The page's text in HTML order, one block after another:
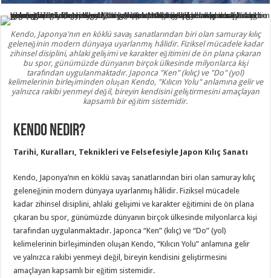
Kendo, Japonya'nın en köklü savaş sanatlarından biri olan samuray kılıç
geleneğinin modern dünyaya uyarlanmış hâlidir. Fiziksel mücadele kadar
zihinsel disiplini, ahlaki gelişimi ve karakter eğitimini de ön plana çıkaran
bu spor, günümüzde dünyanın birçok ülkesinde milyonlarca kişi
tarafından uygulanmaktadır. Japonca "Ken" (kılıç) ve "Do" (yol)
kelimelerinin birleşiminden oluşan Kendo, "Kılıcın Yolu" anlamına gelir ve
yalnızca rakibi yenmeyi değil, bireyin kendisini geliştirmesini amaçlayan
kapsamlı bir eğitim sistemidir.
Kendo Nedir?
Tarihi, Kuralları, Teknikleri ve Felsefesiyle Japon Kılıç Sanatı
Kendo, Japonya’nın en köklü savaş sanatlarından biri olan samuray kılıç
geleneğinin modern dünyaya uyarlanmış hâlidir. Fiziksel mücadele
kadar zihinsel disiplini, ahlaki gelişimi ve karakter eğitimini de ön plana
çıkaran bu spor, günümüzde dünyanın birçok ülkesinde milyonlarca kişi
tarafından uygulanmaktadır. Japonca “Ken” (kılıç) ve “Do” (yol)
kelimelerinin birleşiminden oluşan Kendo, “Kılıcın Yolu” anlamına gelir
ve yalnızca rakibi yenmeyi değil, bireyin kendisini geliştirmesini
amaçlayan kapsamlı bir eğitim sistemidir.